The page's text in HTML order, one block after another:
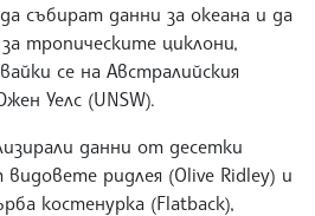
събират данни за океана и да
тропическите циклони,
се на Австралийския
Уелс (UNSW).
данни от десетки
ридлея (Olive Ridley) и
костенурка (Flatback),